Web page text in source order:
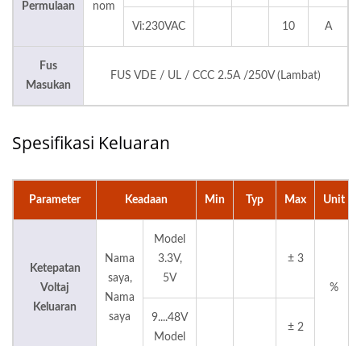
Permulaan
nom
Vi:230VAC 10 A
Fus
Masukan
FUS VDE / UL / CCC 2.5A /250V (Lambat)
Spesifikasi Keluaran
Parameter Keadaan Min Typ Max Unit
Ketepatan
Voltaj
Keluaran
Nama
saya,
Nama
saya
Model
3.3V,
5V
± 3
%
9....48V
Model
± 2